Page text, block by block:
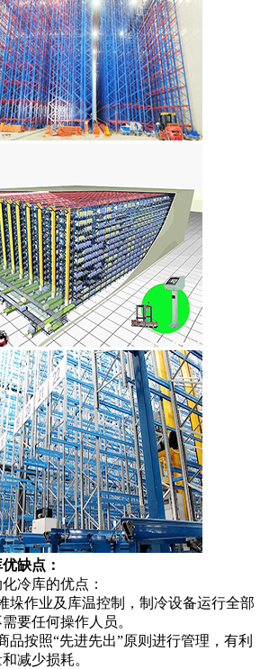
缺点：
库的优点：
作业及库温控制，制冷设备运行全部
要任何操作人员。
按照“先进先出”原则进行管理，有利
减少损耗。